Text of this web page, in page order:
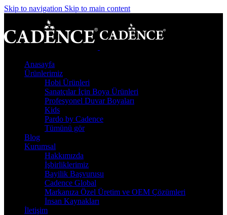
Skip to navigation Skip to main content
Anasayfa
Ürünlerimiz
Hobi Ürünleri
Sanatçılar İçin Boya Ürünleri
Profesyonel Duvar Boyaları
Kids
Pardo by Cadence
Tümünü gör
Blog
Kurumsal
Hakkımızda
İşbirliklerimiz
Bayilik Başvurusu
Cadence Global
Markanıza Özel Üretim ve OEM Çözümleri
İnsan Kaynakları
İletişim